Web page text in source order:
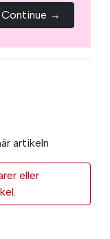
Continue →
artikeln
eller